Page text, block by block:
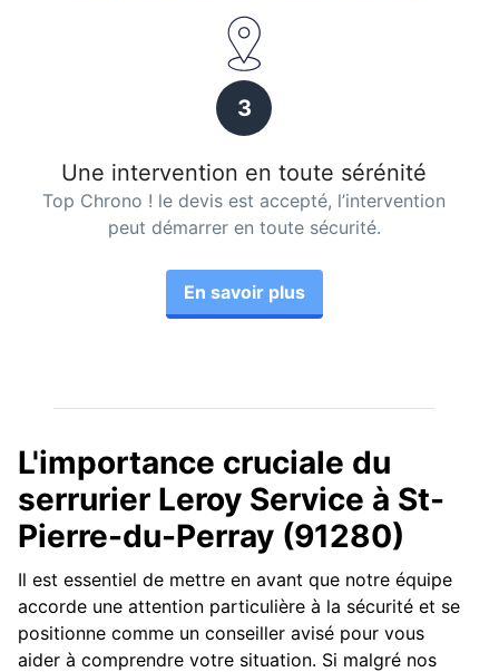
3
Une intervention en toute sérénité
Top Chrono ! le devis est accepté, l’intervention
peut démarrer en toute sécurité.
En savoir plus
L'importance cruciale du
serrurier Leroy Service à St-
Pierre-du-Perray (91280)
Il est essentiel de mettre en avant que notre équipe
accorde une attention particulière à la sécurité et se
positionne comme un conseiller avisé pour vous
aider à comprendre votre situation. Si malgré nos